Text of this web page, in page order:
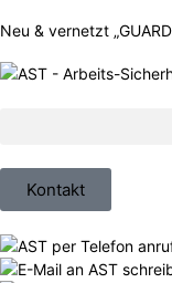
springen
Neu & vernetzt
Kontakt